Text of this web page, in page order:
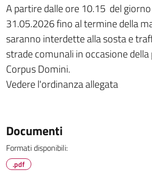
A partire dalle ore 10.15 del
31.05.2026 fino al termine della
saranno interdette alla sosta e
strade comunali in occasione
Corpus Domini.
Vedere l'ordinanza allegata
Documenti
Formati disponibili:
.pdf